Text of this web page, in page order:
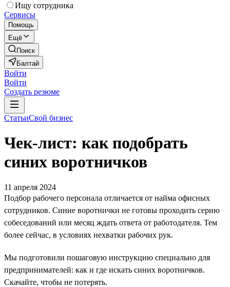
Ищу сотрудника
Сервисы
Помощь
Ещё
Поиск
Балтай
Войти
Войти
Создать резюме
СтатьиСвой бизнес
Чек-лист: как подобрать
синих воротничков
11 апреля 2024
Подбор рабочего персонала отличается от найма офисных
сотрудников. Синие воротнички не готовы проходить серию
собеседований или месяц ждать ответа от работодателя. Тем
более сейчас, в условиях нехватки рабочих рук.
Мы подготовили пошаговую инструкцию специально для
предпринимателей: как и где искать синих воротничков.
Скачайте, чтобы не потерять.